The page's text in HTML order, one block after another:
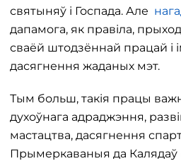
святыняў і Госпада. Але
дапамога, як правіла,
сваёй штодзённай працай і
дасягнення жаданых мэт.
Тым больш, такія працы
духоўнага адраджэння,
мастацтва, дасягнення
Прымеркаваныя да Калядаў